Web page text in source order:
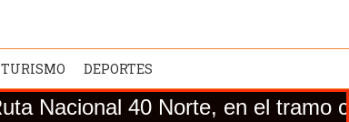
TURISMO DEPORTES
40 Norte, en el tramo